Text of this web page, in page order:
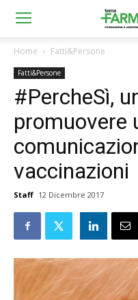
Home Fatti&Persone
Fatti&Persone
#PercheSì,
promuovere
vaccinazioni
Staff 12 Dicembre 2017